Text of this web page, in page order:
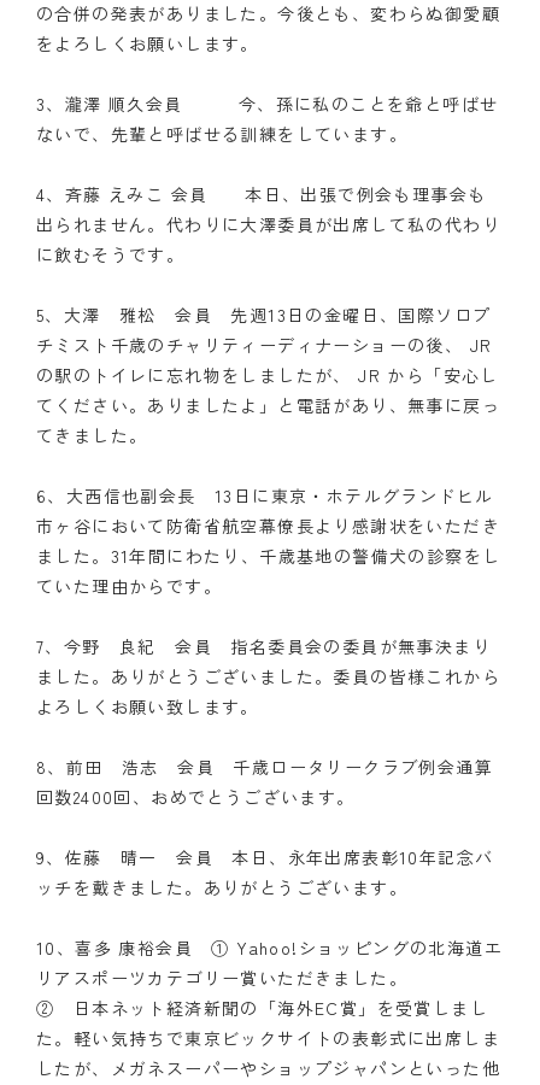
歴代会長・幹事
記念誌
案内
例会場・事務局の案内
リンク集
情報公開
の合併の発表がありました。今後とも、変わらぬ御愛顧
をよろしくお願いします。
3、瀧澤 順久会員 今、孫に私のことを爺と呼ばせ
ないで、先輩と呼ばせる訓練をしています。
4、斉藤 えみこ 会員 本日、出張で例会も理事会も
出られません。代わりに大澤委員が出席して私の代わり
に飲むそうです。
5、大澤 雅松 会員 先週13日の金曜日、国際ソロプ
チミスト千歳のチャリティーディナーショーの後、 JR
の駅のトイレに忘れ物をしましたが、 JR から「安心し
てください。ありましたよ」と電話があり、無事に戻っ
てきました。
6、大西信也副会長 13日に東京・ホテルグランドヒル
市ヶ谷において防衛省航空幕僚長より感謝状をいただき
ました。31年間にわたり、千歳基地の警備犬の診察をし
ていた理由からです。
7、今野 良紀 会員 指名委員会の委員が無事決まり
ました。ありがとうございました。委員の皆様これから
よろしくお願い致します。
8、前田 浩志 会員 千歳ロータリークラブ例会通算
回数2400回、おめでとうございます。
9、佐藤 晴一 会員 本日、永年出席表彰10年記念バ
ッチを戴きました。ありがとうございます。
10、喜多 康裕会員 ① Yahoo!ショッピングの北海道エ
リアスポーツカテゴリー賞いただきました。
② 日本ネット経済新聞の「海外EC賞」を受賞しまし
た。軽い気持ちで東京ビックサイトの表彰式に出席しま
したが、メガネスーパーやショップジャパンといった他